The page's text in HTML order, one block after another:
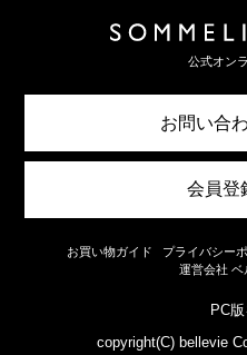
公式オン
お問い合
会員登
お買い物ガイド プライバシー
運営会社 ベ
PC
copyright(C) bellevie